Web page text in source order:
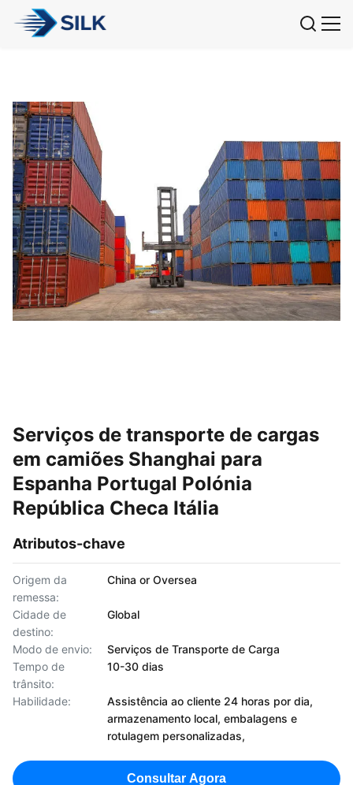
Serviços de transporte de cargas
em camiões Shanghai para
Espanha Portugal Polónia
República Checa Itália
Atributos-chave
Origem da
remessa:
China or Oversea
Cidade de
destino:
Global
Modo de envio:
Serviços de Transporte de Carga
Tempo de
trânsito:
10-30 dias
Habilidade:
Assistência ao cliente 24 horas por dia,
armazenamento local, embalagens e
rotulagem personalizadas,
Consultar Agora